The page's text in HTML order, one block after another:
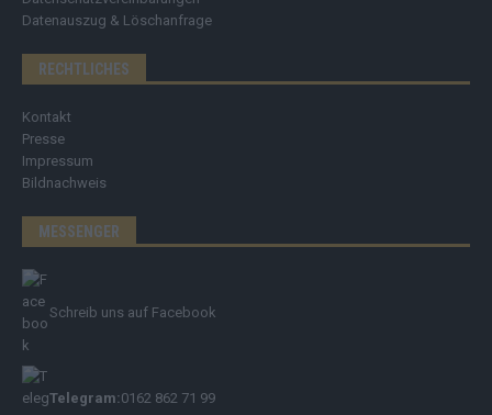
Datenauszug & Löschanfrage
RECHTLICHES
Kontakt
Presse
Impressum
Bildnachweis
MESSENGER
Schreib uns auf Facebook
Telegram:0162 862 71 99